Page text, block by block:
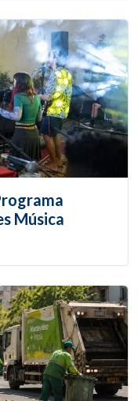
Música